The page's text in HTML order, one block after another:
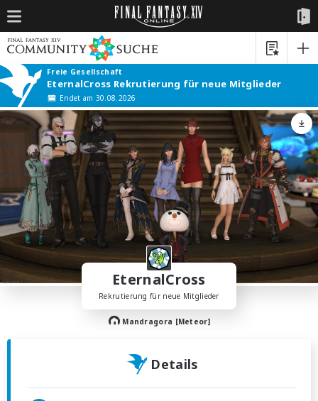
Freie Gesellschaft
EternalCross Rekrutierung für neue Mitglieder
Endet am 30.08.2026
EternalCross
Rekrutierung für neue Mitglieder
Mandragora [Meteor]
Details